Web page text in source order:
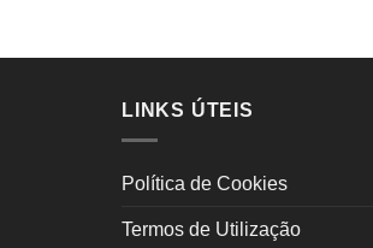
LINKS ÚTEIS
Política de Cookies
Termos de Utilização